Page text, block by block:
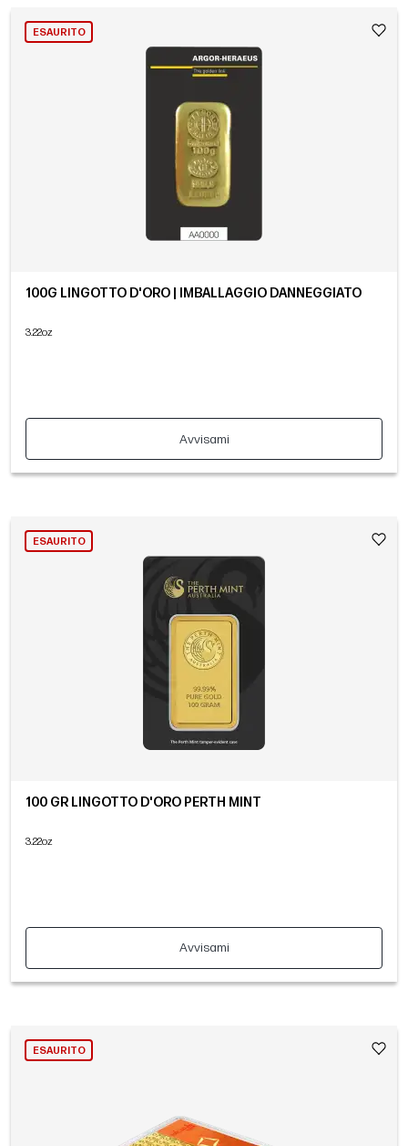
ESAURITO
100G LINGOTTO D'ORO | IMBALLAGGIO DANNEGGIATO
3.22oz
Avvisami
ESAURITO
100 GR LINGOTTO D'ORO PERTH MINT
3.22oz
Avvisami
ESAURITO